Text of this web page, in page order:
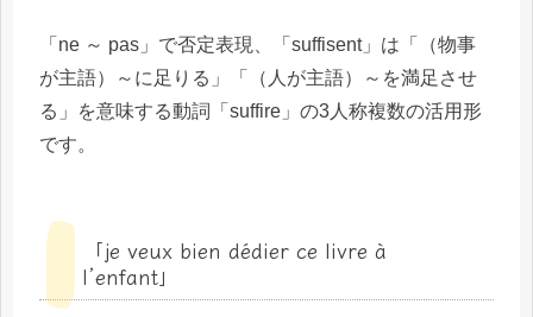
「ne ～ pas」で否定表現、「suffisent」は「（物事
が主語）～に足りる」「（人が主語）～を満足させ
る」を意味する動詞「suffire」の3人称複数の活用形
です。
「je veux bien dédier ce livre à
l’enfant」